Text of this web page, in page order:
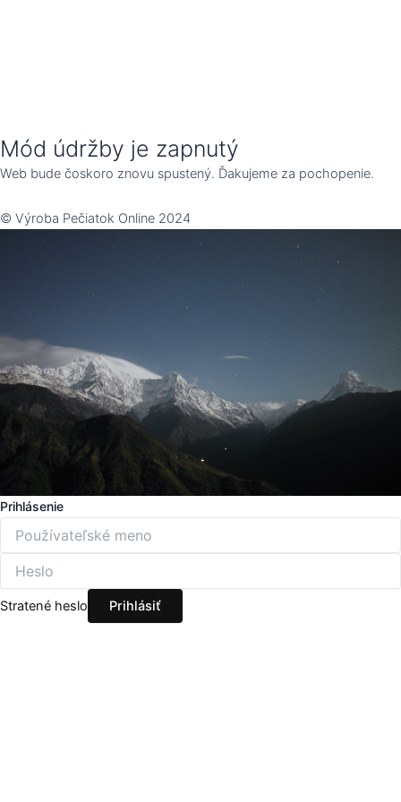
Mód údržby je zapnutý
Web bude čoskoro znovu spustený. Ďakujeme za pochopenie.
© Výroba Pečiatok Online 2024
Prihlásenie
Stratené heslo